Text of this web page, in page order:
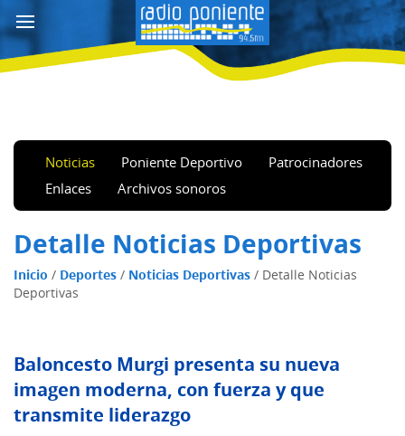
Noticias Poniente Deportivo
Patrocinadores
Enlaces
Archivos sonoros
Detalle Noticias Deportivas
Inicio / Deportes / Noticias Deportivas / Detalle Noticias
Deportivas
Baloncesto Murgi presenta su nueva
imagen moderna, con fuerza y que
transmite liderazgo